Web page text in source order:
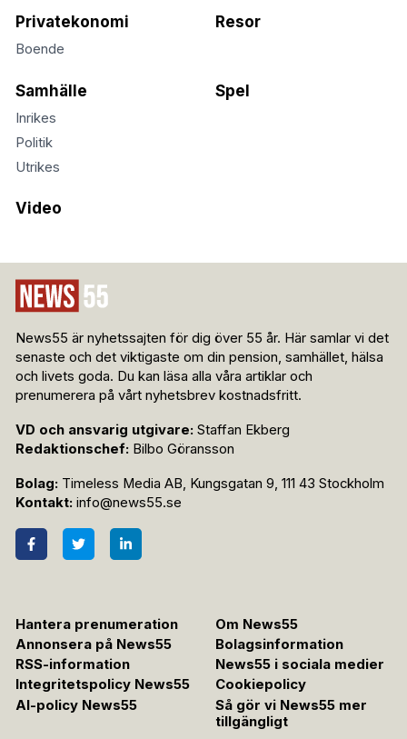
Privatekonomi
Boende
Resor
Samhälle
Inrikes
Politik
Utrikes
Spel
Video
News55 är nyhetssajten för dig över 55 år. Här samlar vi det
senaste och det viktigaste om din pension, samhället, hälsa
och livets goda. Du kan läsa alla våra artiklar och
prenumerera på vårt nyhetsbrev kostnadsfritt.
VD och ansvarig utgivare: Staffan Ekberg
Redaktionschef: Bilbo Göransson
Bolag: Timeless Media AB, Kungsgatan 9, 111 43 Stockholm
Kontakt: info@news55.se
Hantera prenumeration
Om News55
Annonsera på News55
Bolagsinformation
RSS-information
News55 i sociala medier
Integritetspolicy News55
Cookiepolicy
AI-policy News55
Så gör vi News55 mer
tillgängligt